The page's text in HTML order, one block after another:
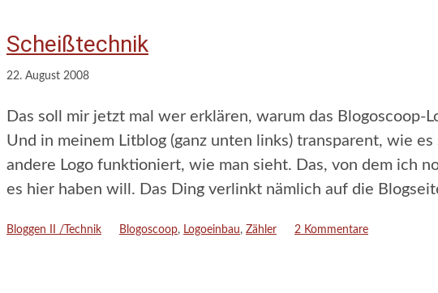
Scheißtechnik
22. August 2008
Das soll mir jetzt mal wer erklären, warum das Blogoscoop-
Und in meinem Litblog (ganz unten links) transparent, wie
andere Logo funktioniert, wie man sieht. Das, von dem ich
es hier haben will. Das Ding verlinkt nämlich auf die
Kategorien
Bloggen II /Technik Schlagwörter
Blogoscoop, Logoeinbau, Zähler 2 Kommentare